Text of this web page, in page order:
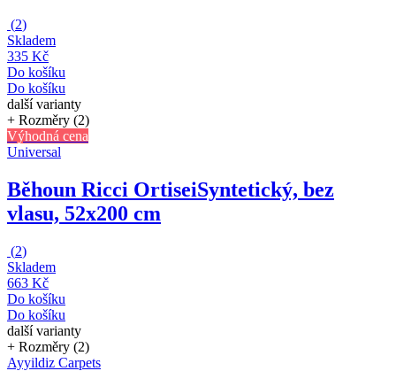
(2)
Skladem
335 Kč
Do košíku
Do košíku
další varianty
+ Rozměry (2)
Výhodná cena
Universal
Běhoun Ricci OrtiseiSyntetický, bez
vlasu, 52x200 cm
(2)
Skladem
663 Kč
Do košíku
Do košíku
další varianty
+ Rozměry (2)
Ayyildiz Carpets